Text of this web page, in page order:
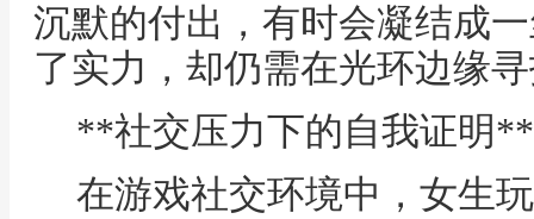
沉默的付出，有时会凝结成
了实力，却仍需在光环边缘
**社交压力下的自我证明**
在游戏社交环境中，女生